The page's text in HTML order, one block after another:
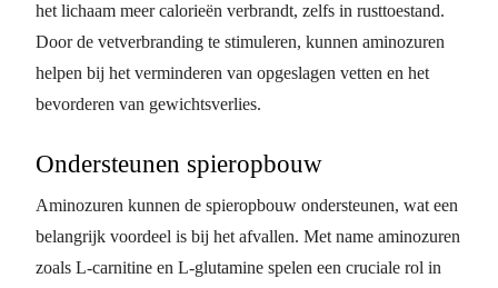
het lichaam meer calorieën verbrandt, zelfs in rusttoestand.
Door de vetverbranding te stimuleren, kunnen aminozuren
helpen bij het verminderen van opgeslagen vetten en het
bevorderen van gewichtsverlies.
Ondersteunen spieropbouw
Aminozuren kunnen de spieropbouw ondersteunen, wat een
belangrijk voordeel is bij het afvallen. Met name aminozuren
zoals L-carnitine en L-glutamine spelen een cruciale rol in